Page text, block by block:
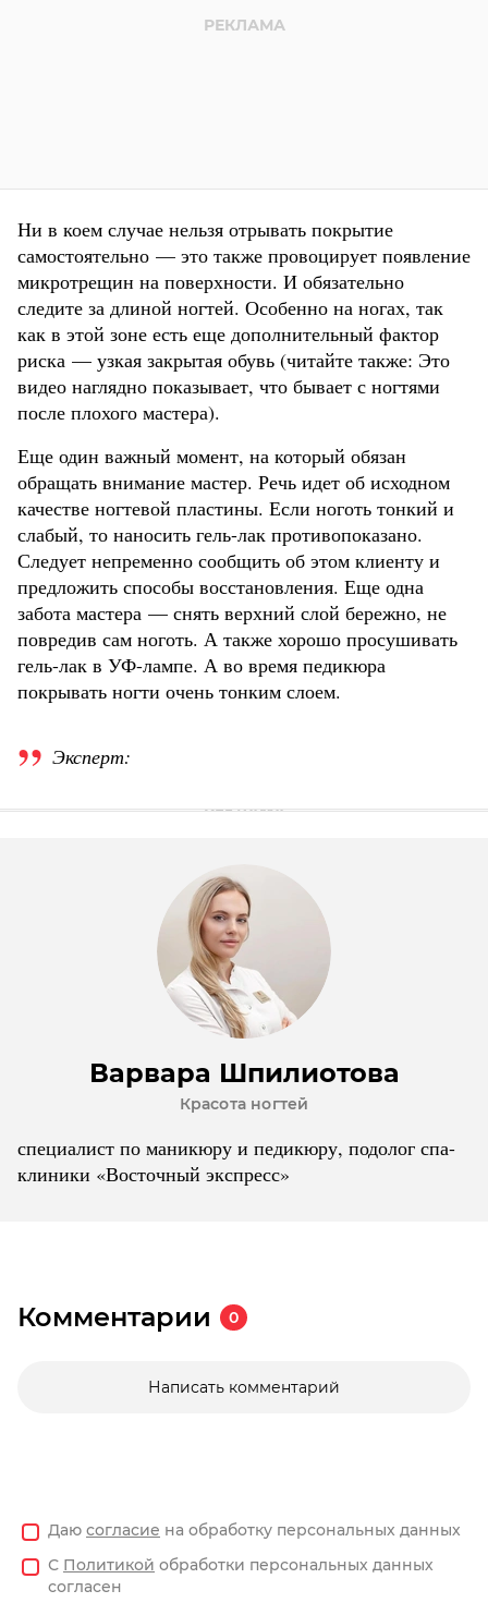
Ни в коем случае нельзя отрывать покрытие
самостоятельно — это также провоцирует появление
микротрещин на поверхности. И обязательно
следите за длиной ногтей. Особенно на ногах, так
как в этой зоне есть еще дополнительный фактор
риска — узкая закрытая обувь (читайте также: Это
видео наглядно показывает, что бывает с ногтями
после плохого мастера).
Еще один важный момент, на который обязан
обращать внимание мастер. Речь идет об исходном
качестве ногтевой пластины. Если ноготь тонкий и
слабый, то наносить гель-лак противопоказано.
Следует непременно сообщить об этом клиенту и
предложить способы восстановления. Еще одна
забота мастера — снять верхний слой бережно, не
повредив сам ноготь. А также хорошо просушивать
гель-лак в УФ-лампе. А во время педикюра
покрывать ногти очень тонким слоем.
Эксперт:
Варвара Шпилиотова
Красота ногтей
специалист по маникюру и педикюру, подолог спа-
клиники «Восточный экспресс»
Комментарии 0
Написать комментарий
Даю согласие на обработку персональных данных
С Политикой обработки персональных данных
согласен